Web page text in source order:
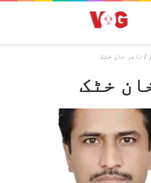
/ ناصر خان خٹک
خٹک